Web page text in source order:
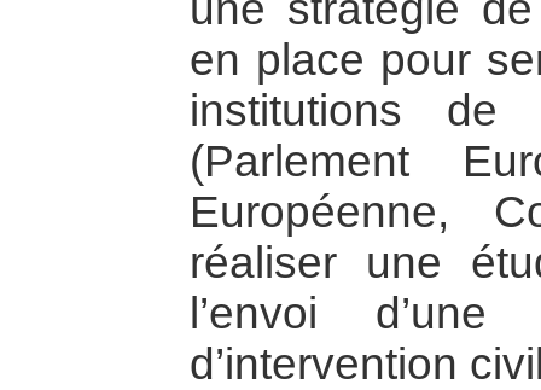
en place pour
institutions de
(Parlement
Européenne,
réaliser une
l’envoi d’une
d’intervention